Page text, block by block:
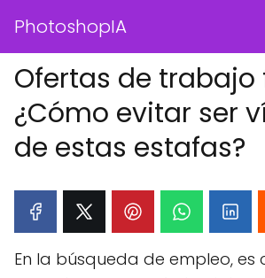
PhotoshopIA
Ofertas de trabajo
¿Cómo evitar ser
de estas estafas?
En la búsqueda de empleo, es